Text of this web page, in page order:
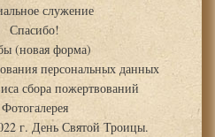
служение
Спасибо!
(новая форма)
персональных данных
сбора пожертвований
Фотогалерея
г. День Святой Троицы.